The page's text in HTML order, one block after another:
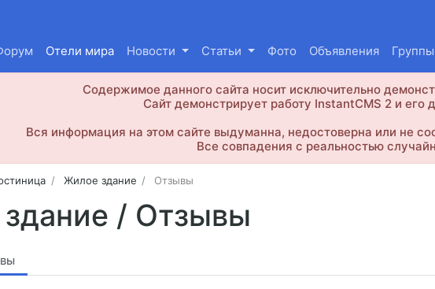
Отели мира Новости Статьи Фото Объявления Группы
Содержимое данного сайта носит исключительно
Сайт демонстрирует работу InstantCMS 2 и его
Вся информация на этом сайте выдуманна, недостоверна или не
Все совпадения с реальностью
Жилое здание Отзывы
/ Отзывы